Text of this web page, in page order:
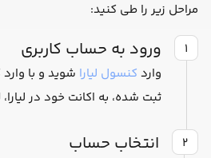
مراحل زیر را طی کنید:
۱ ورود به حساب کاربری
وارد کنسول لیارا شوید و با
ثبت شده، به اکانت خود در
۲ انتخاب حساب